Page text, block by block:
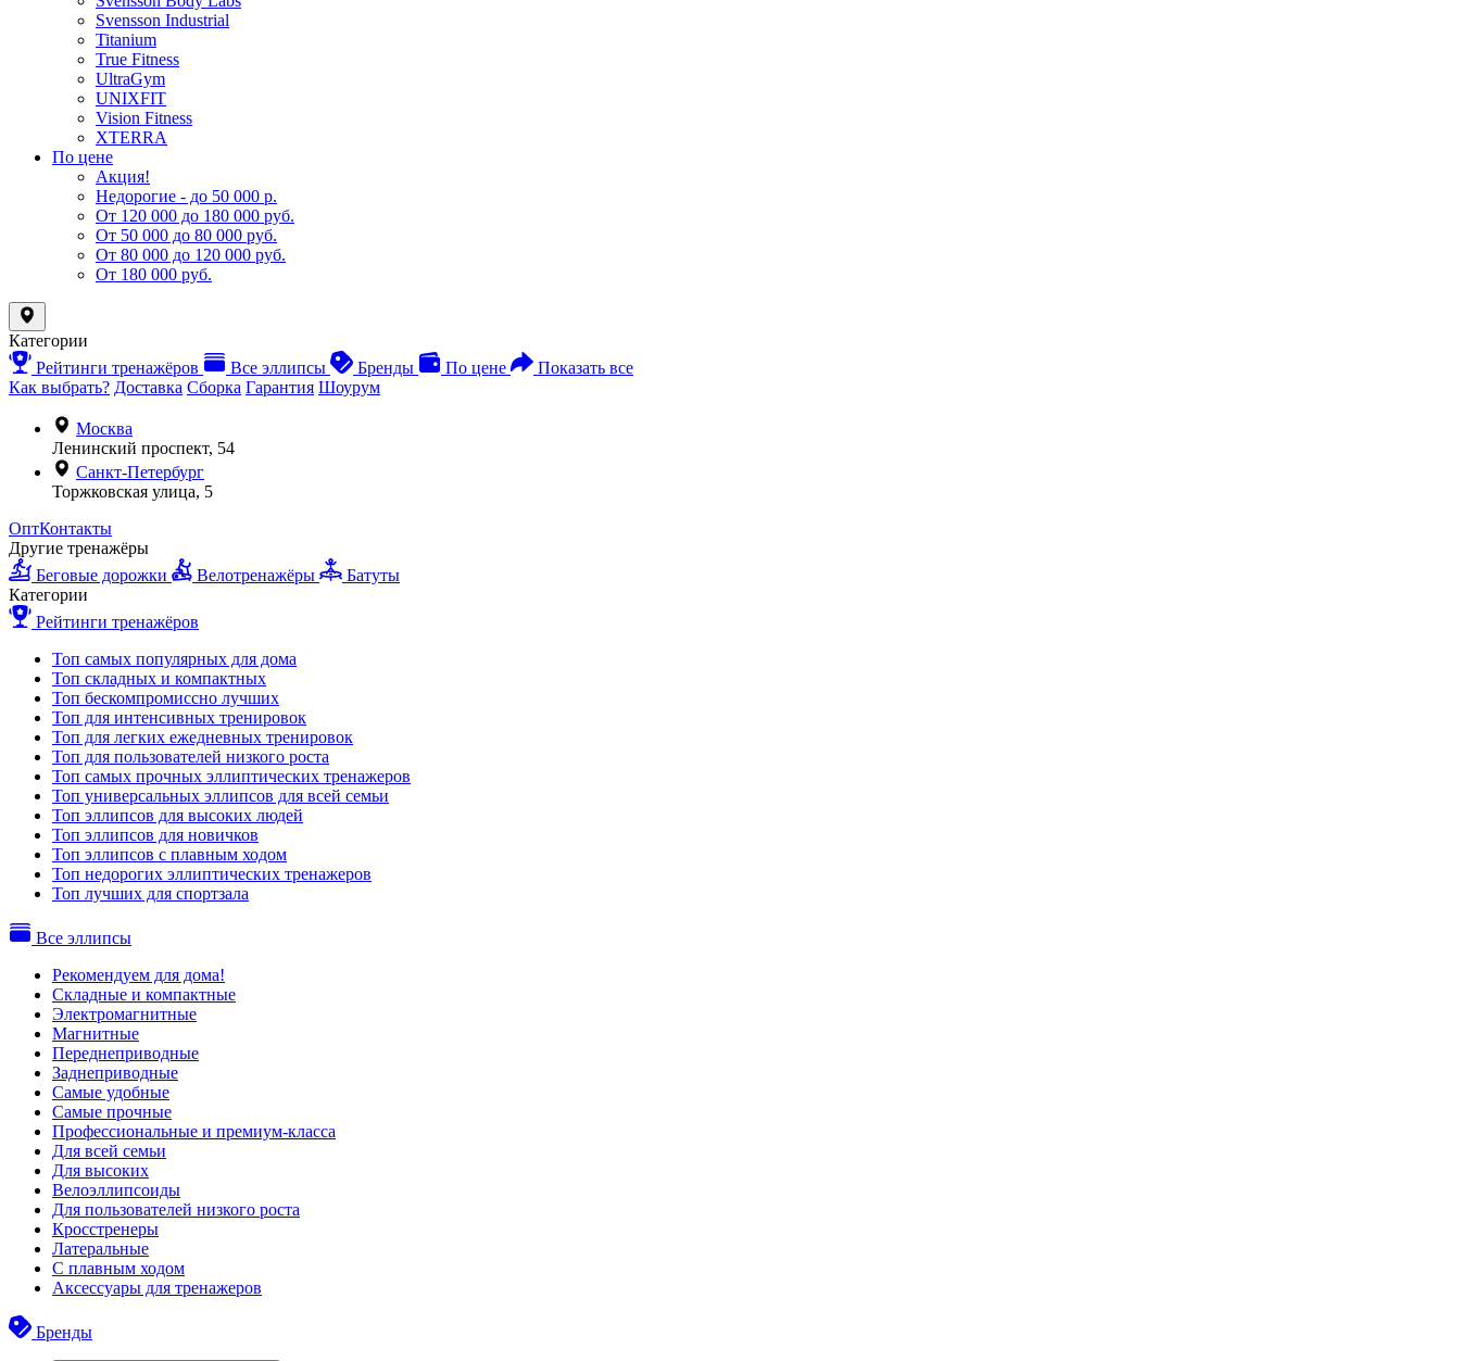
Svensson Industrial
Titanium
True Fitness
UltraGym
UNIXFIT
Vision Fitness
XTERRA
По цене
Акция!
Недорогие - до 50 000 р.
От 120 000 до 180 000 руб.
От 50 000 до 80 000 руб.
От 80 000 до 120 000 руб.
От 180 000 руб.
Категории
Рейтинги тренажёров
Все эллипсы Бренды По цене
Показать все
Как выбрать? Доставка Сборка Гарантия Шоурум
Москва
Ленинский проспект, 54
Санкт-Петербург
Торжковская улица, 5
ОптКонтакты
Другие тренажёры
Беговые дорожки
Велотренажёры
Батуты
Категории
Рейтинги тренажёров
Топ самых популярных для дома
Топ складных и компактных
Топ бескомпромиссно лучших
Топ для интенсивных тренировок
Топ для легких ежедневных тренировок
Топ для пользователей низкого роста
Топ самых прочных эллиптических тренажеров
Топ универсальных эллипсов для всей семьи
Топ эллипсов для высоких людей
Топ эллипсов для новичков
Топ эллипсов с плавным ходом
Топ недорогих эллиптических тренажеров
Топ лучших для спортзала
Все эллипсы
Рекомендуем для дома!
Складные и компактные
Электромагнитные
Магнитные
Переднеприводные
Заднеприводные
Самые удобные
Самые прочные
Профессиональные и премиум-класса
Для всей семьи
Для высоких
Велоэллипсоиды
Для пользователей низкого роста
Кросстренеры
Латеральные
С плавным ходом
Аксессуары для тренажеров
Бренды